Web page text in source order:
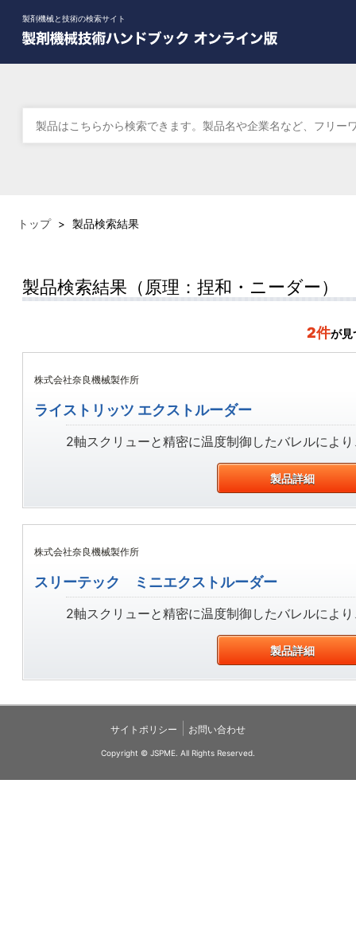
製剤機械と技術の検索サイト
トップ > 製品検索結果
製品検索結果（原理：捏和・ニーダー）
2件が見
株式会社奈良機械製作所
ライストリッツ エクストルーダー
2軸スクリューと精密に温度制御したバレルによ
製品詳細
株式会社奈良機械製作所
スリーテック ミニエクストルーダー
2軸スクリューと精密に温度制御したバレルによ
製品詳細
サイトポリシー お問い合わせ
Copyright © JSPME. All Rights Reserved.